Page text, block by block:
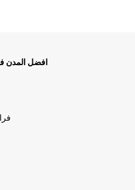
افضل المدن